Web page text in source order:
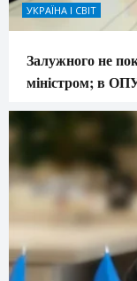
УКРАЇНА І СВІТ
Залужного не
міністром; в